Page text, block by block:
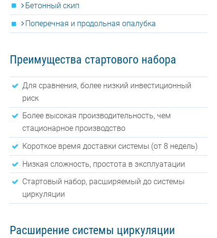
Бетонный скип
Поперечная и продольная опалубка
Преимущества стартового набора
Для сравнения, более низкий инвестиционный
риск
Более высокая производительность, чем
стационарное производство
Короткое время доставки системы (от 8 недель)
Низкая сложность, простота в эксплуатации
Стартовый набор, расширяемый до системы
циркуляции
Расширение системы циркуляции